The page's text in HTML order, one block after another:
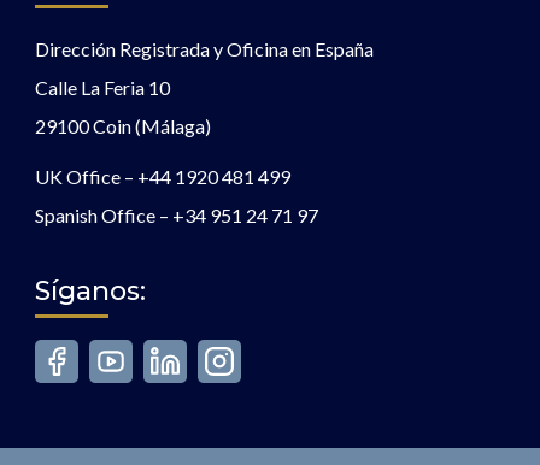
Dirección Registrada y Oficina en España
Calle La Feria 10
29100 Coin (Málaga)
UK Office – +44 1920 481 499
Spanish Office – +34 951 24 71 97
Síganos: